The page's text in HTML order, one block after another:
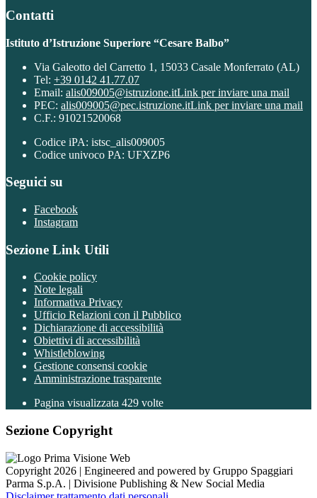
Contatti
Istituto d’Istruzione Superiore “Cesare Balbo”
Via Galeotto del Carretto 1, 15033 Casale Monferrato (AL)
Tel: +39 0142 41.77.07
Email: alis009005@istruzione.itLink per inviare una mail
PEC: alis009005@pec.istruzione.itLink per inviare una mail
C.F.: 91021520068
Codice iPA: istsc_alis009005
Codice univoco PA: UFXZP6
Seguici su
Facebook
Instagram
Sezione Link Utili
Cookie policy
Note legali
Informativa Privacy
Ufficio Relazioni con il Pubblico
Dichiarazione di accessibilità
Obiettivi di accessibilità
Whistleblowing
Gestione consensi cookie
Amministrazione trasparente
Pagina visualizzata 429 volte
Sezione Copyright
Copyright 2026 | Engineered and powered by Gruppo Spaggiari
Parma S.p.A. | Divisione Publishing & New Social Media